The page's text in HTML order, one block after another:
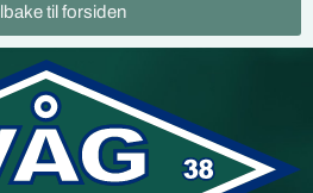
til forsiden